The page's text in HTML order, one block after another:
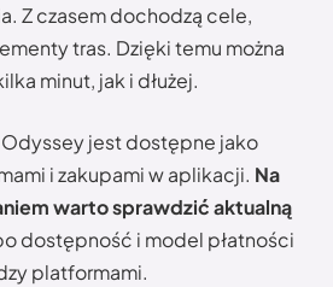
Z czasem dochodzą cele,
tras. Dzięki temu można
minut, jak i dłużej.
Odyssey jest dostępne jako
i zakupami w aplikacji. Na
warto sprawdzić aktualną
dostępność i model płatności
platformami.